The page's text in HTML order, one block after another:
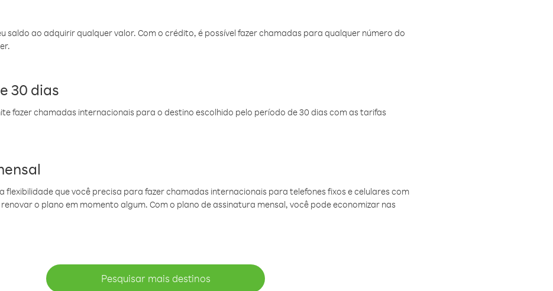
saldo ao adquirir qualquer valor. Com o crédito, é possível fazer chamadas para qualquer número do
30 dias
fazer chamadas internacionais para o destino escolhido pelo período de 30 dias com as tarifas
flexibilidade que você precisa para fazer chamadas internacionais para telefones fixos e celulares com
o plano em momento algum. Com o plano de assinatura mensal, você pode economizar nas
Pesquisar mais destinos